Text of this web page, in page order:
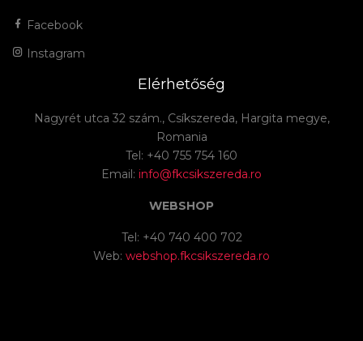
Facebook
Instagram
Elérhetőség
Nagyrét utca 32 szám., Csíkszereda, Hargita megye,
Romania
Tel: +40 755 754 160
Email: info@fkcsikszereda.ro
WEBSHOP
Tel: +40 740 400 702
Web: webshop.fkcsikszereda.ro